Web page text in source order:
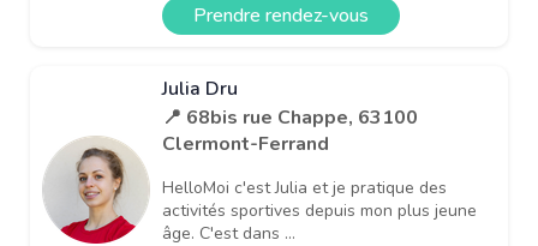
Prendre rendez-vous
Julia Dru
📍 68bis rue Chappe, 63100
Clermont-Ferrand
HelloMoi c'est Julia et je pratique des
activités sportives depuis mon plus jeune
âge. C'est dans ...